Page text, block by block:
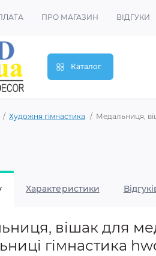
ПРО МАГАЗИН ВІДГУКИ
Каталог
Художня гімнастика Медальниця,
Характеристики
вішак для
гімнастика